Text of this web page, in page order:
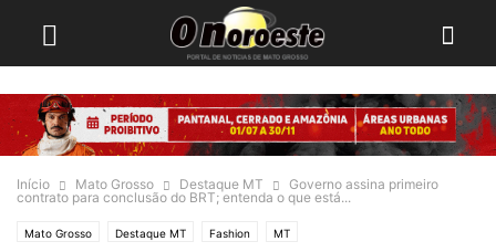
Início Mato Grosso Destaque MT
Governo assina primeiro
contrato para conclusão do BRT; entenda o que está...
Mato Grosso Destaque MT Fashion MT